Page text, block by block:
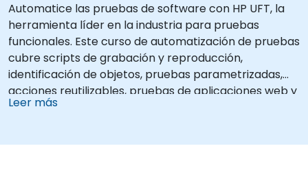
Automatice las pruebas de software con HP UFT, la
herramienta líder en la industria para pruebas
funcionales. Este curso de automatización de pruebas
cubre scripts de grabación y reproducción,
identificación de objetos, pruebas parametrizadas,
acciones reutilizables, pruebas de aplicaciones web y
validación de API a través de laboratorios prácticos.
Leer más